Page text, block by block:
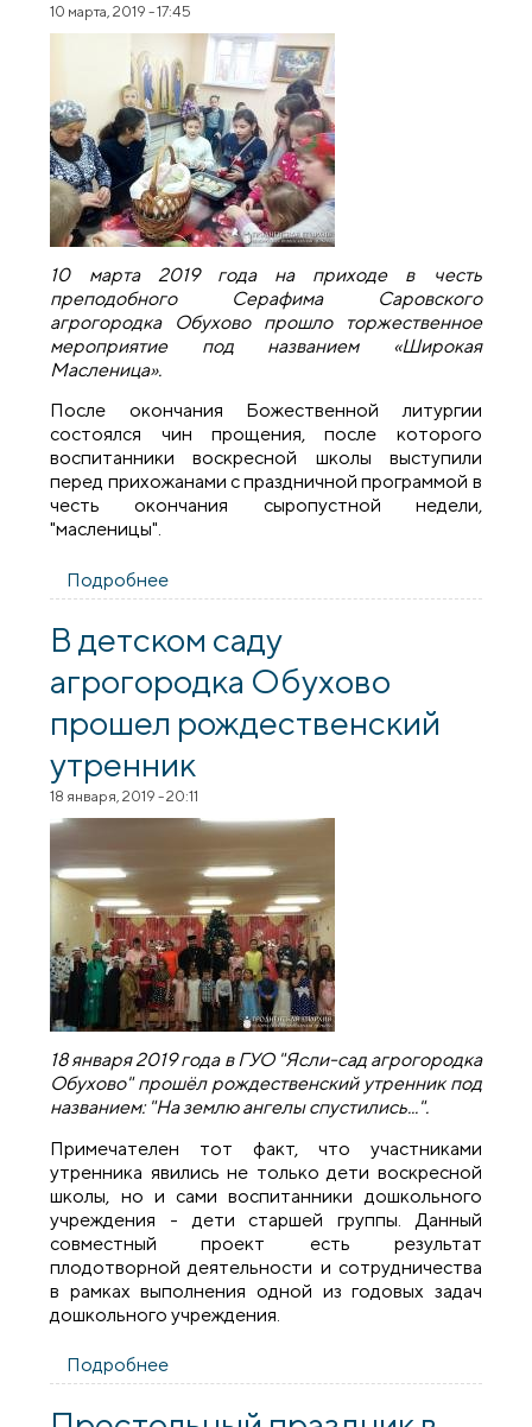
10 марта, 2019 - 17:45
10 марта 2019 года на приходе в честь
преподобного Серафима Саровского
агрогородка Обухово прошло торжественное
мероприятие под названием «Широкая
Масленица».
После окончания Божественной литургии
состоялся чин прощения, после которого
воспитанники воскресной школы выступили
перед прихожанами с праздничной программой в
честь окончания сыропустной недели,
"масленицы".
Подробнее
прошло на приходе храма агрогородка
В детском саду
агрогородка Обухово
прошел рождественский
утренник
18 января, 2019 - 20:11
18 января 2019 года в ГУО "Ясли-сад агрогородка
Обухово" прошёл рождественский утренник под
названием: "На землю ангелы спустились...".
Примечателен тот факт, что участниками
утренника явились не только дети воскресной
школы, но и сами воспитанники дошкольного
учреждения - дети старшей группы. Данный
совместный проект есть результат
плодотворной деятельности и сотрудничества
в рамках выполнения одной из годовых задач
дошкольного учреждения.
Подробнее
прошел рождественский утренник